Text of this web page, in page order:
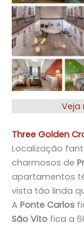
Veja
Three Golden
Localização
charmosos de
apartamentos
vista tão linda
A Ponte Carlos
São Vito fica a